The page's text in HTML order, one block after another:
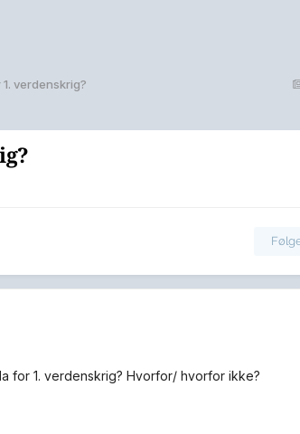
verdenskrig?
for 1. verdenskrig? Hvorfor/ hvorfor ikke?